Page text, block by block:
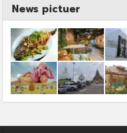
News pictuer